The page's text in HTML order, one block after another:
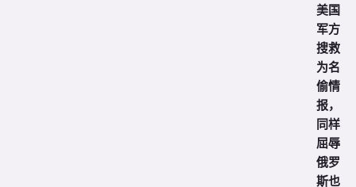
美国
军方
搜救
为名
偷情
报，
同样
屈辱
俄罗
斯也